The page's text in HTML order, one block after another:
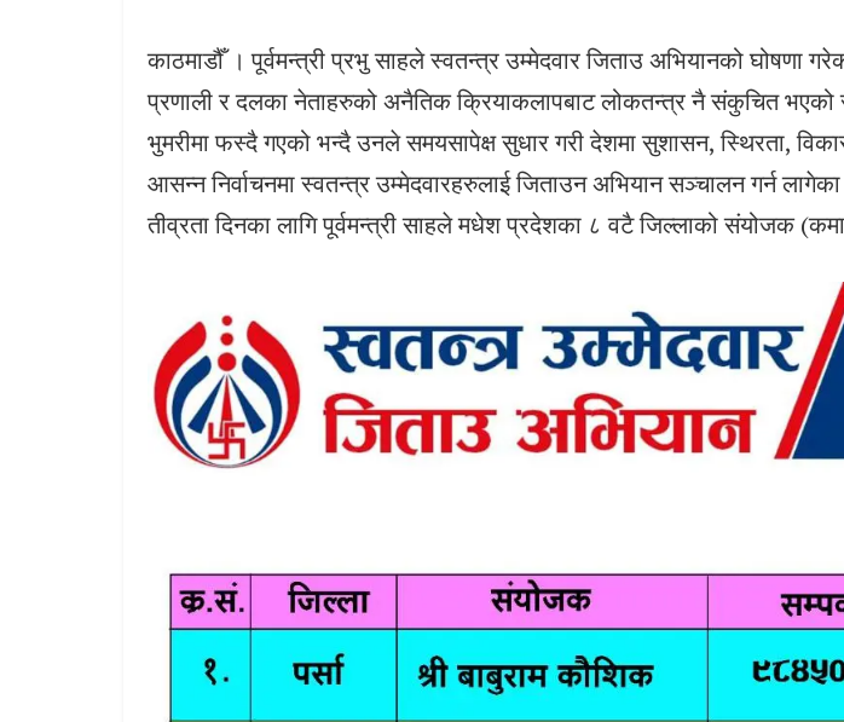
काठमाडौँ । पूर्वमन्त्री प्रभु साहले स्वतन्त्र उम्मेदवार जिताउ अभियानको घोषणा
प्रणाली र दलका नेताहरुको अनैतिक क्रियाकलापबाट लोकतन्त्र नै संकुचित भएको
भुमरीमा फस्दै गएको भन्दै उनले समयसापेक्ष सुधार गरी देशमा सुशासन, स्थिरता,
आसन्न निर्वाचनमा स्वतन्त्र उम्मेदवारहरुलाई जिताउन अभियान सञ्चालन गर्न
तीव्रता दिनका लागि पूर्वमन्त्री साहले मधेश प्रदेशका ८ वटै जिल्लाको संयोजक